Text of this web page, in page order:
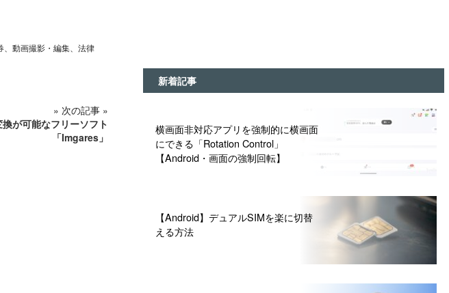
動画撮影・編集、法律
» 次の記事 »
が可能なフリーソフト
「Imgares」
新着記事
横画面非対応アプリを強制的に横画面
にできる「Rotation Control」
【Android・画面の強制回転】
【Android】デュアルSIMを楽に切替
える方法